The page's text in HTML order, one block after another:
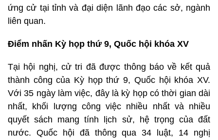
ứng cử tại tỉnh và đại diện lãnh đạo các sở, ngành
liên quan.
Điểm nhấn Kỳ họp thứ 9, Quốc hội khóa XV
Tại hội nghị, cử tri đã được thông báo về kết quả
thành công của Kỳ họp thứ 9, Quốc hội khóa XV.
Với 35 ngày làm việc, đây là kỳ họp có thời gian dài
nhất, khối lượng công việc nhiều nhất và nhiều
quyết sách mang tính lịch sử, hệ trọng của đất
nước. Quốc hội đã thông qua 34 luật, 14 nghị